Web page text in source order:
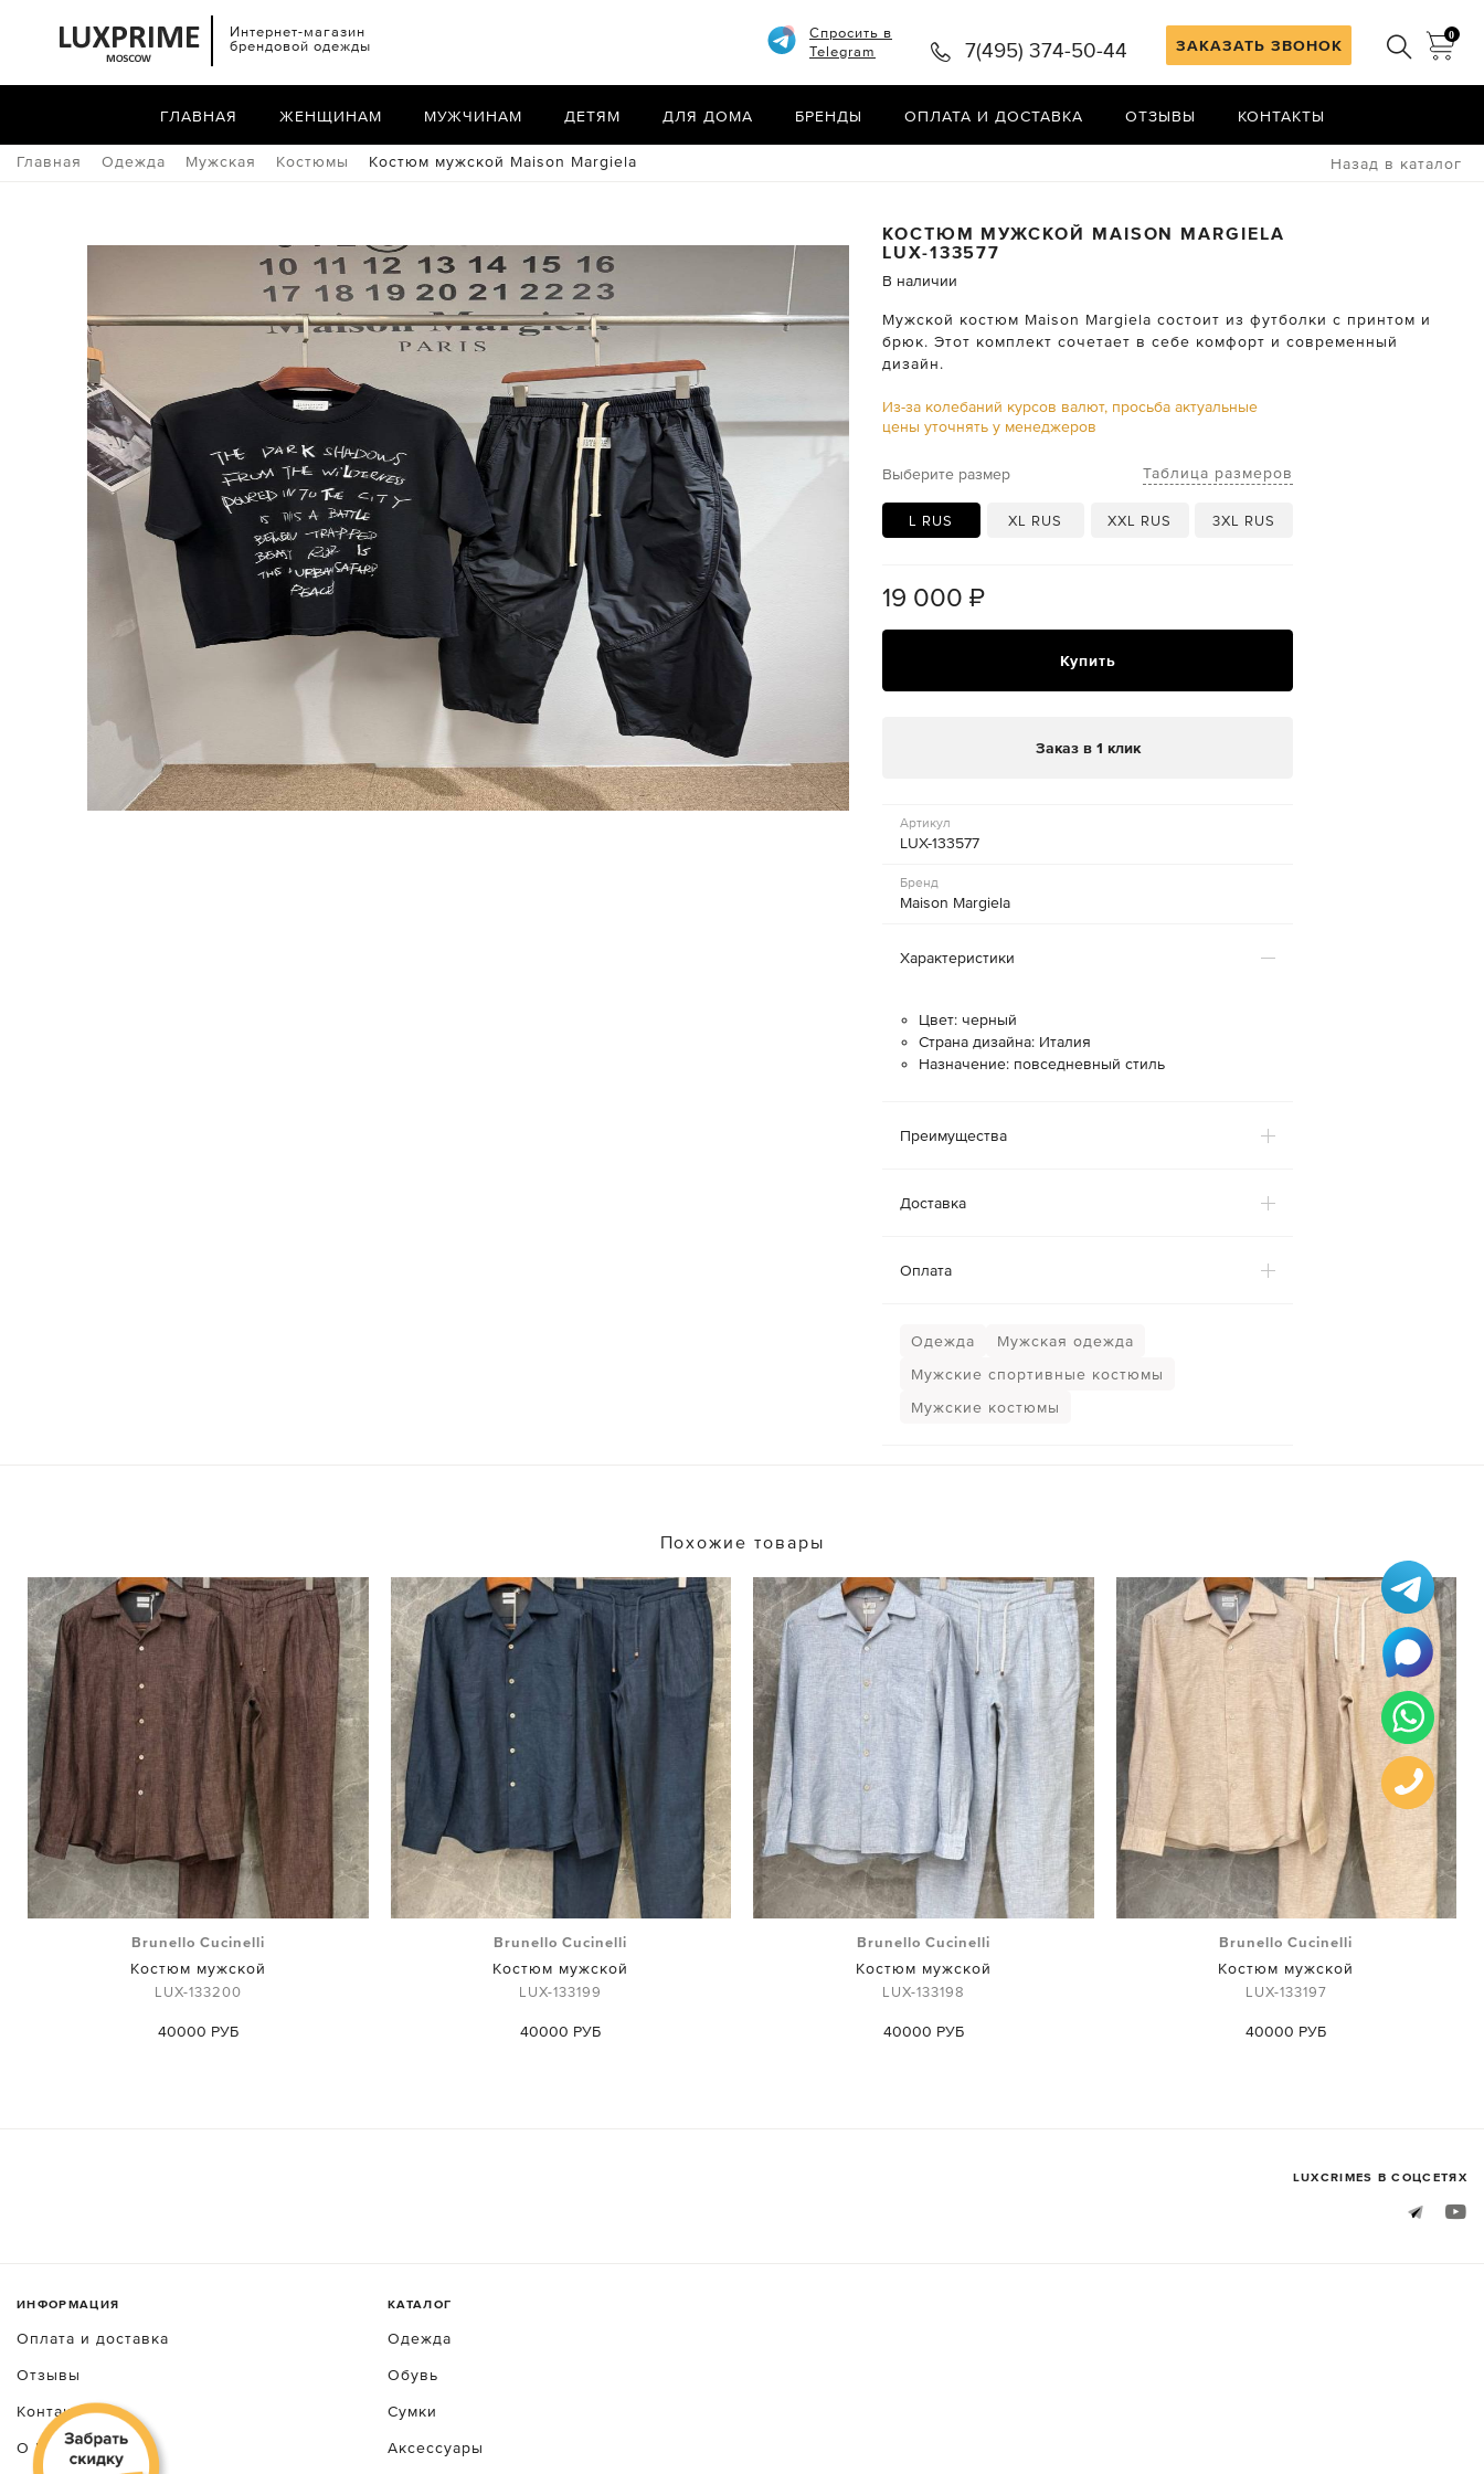
Интернет-магазин
брендовой одежды
ЗАКАЗАТЬ ЗВОНОК
0
Спросить в
Telegram
7(495) 374-50-44
ГЛАВНАЯ ЖЕНЩИНАМ МУЖЧИНАМ ДЕТЯМ ДЛЯ ДОМА БРЕНДЫ ОПЛАТА И ДОСТАВКА ОТЗЫВЫ КОНТАКТЫ
Главная Одежда Мужская Костюмы Костюм мужской Maison Margiela Назад в каталог
КОСТЮМ МУЖСКОЙ MAISON MARGIELA
LUX-133577
В наличии
Мужской костюм Maison Margiela состоит из футболки с принтом и
брюк. Этот комплект сочетает в себе комфорт и современный
дизайн.
Из-за колебаний курсов валют, просьба актуальные
цены уточнять у менеджеров
Выберите размер Таблица размеров
L RUS XL RUS XXL RUS 3XL RUS
19 000 ₽
Купить
Заказ в 1 клик
Артикул
LUX-133577
Бренд
Maison Margiela
Характеристики
Цвет: черный
Страна дизайна: Италия
Назначение: повседневный стиль
Преимущества
Доставка
Оплата
Одежда
Мужская одежда
Мужские спортивные костюмы
Мужские костюмы
Похожие товары
Brunello Cucinelli
Костюм мужской
LUX-133200
40000 РУБ
Brunello Cucinelli
Костюм мужской
LUX-133199
40000 РУБ
Brunello Cucinelli
Костюм мужской
LUX-133198
40000 РУБ
Brunello Cucinelli
Костюм мужской
LUX-133197
40000 РУБ
LUXСRIMES В СОЦСЕТЯХ
ИНФОРМАЦИЯ
Оплата и доставка
Отзывы
Контакты
О luxecrime
КАТАЛОГ
Одежда
Обувь
Сумки
Аксессуары